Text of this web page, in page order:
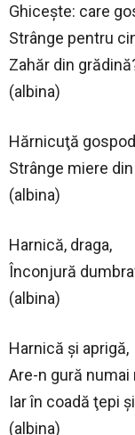
Ghiceşte: care
Strânge pentru
Zahăr din
(albina)
Hărnicuţă
Strânge miere
(albina)
Harnică, draga,
Înconjură
(albina)
Harnică şi aprigă,
Are-n gură numai
Iar în coadă ţepi
(albina)